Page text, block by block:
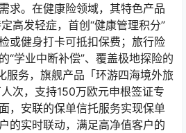
求。在健康险领域，其特色产品
高发轻症，首创“健康管理积分”
或健身打卡可抵扣保费；旅行险
“学业中断补偿”、覆盖极地探险的
服务，旗舰产品「环游四海境外旅
次，支持150万欧元申根签证专
，安联的保单信托服务实现保单
的实时联动，满足高净值客户的